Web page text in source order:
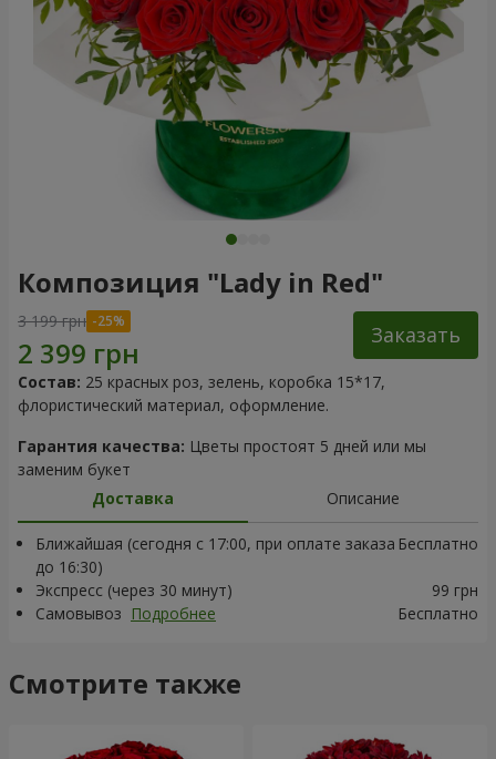
Композиция "Lady in Red"
3 199 грн
Заказать
Состав: 25 красных роз, зелень, коробка 15*17,
флористический материал, оформление.
Гарантия качества: Цветы простоят 5 дней или мы
заменим букет
Доставка
Описание
Ближайшая (сегодня с 17:00, при оплате заказа
до 16:30)
Бесплатно
Экспресс (через 30 минут)
99 грн
Самовывоз Подробнее Бесплатно
Смотрите также